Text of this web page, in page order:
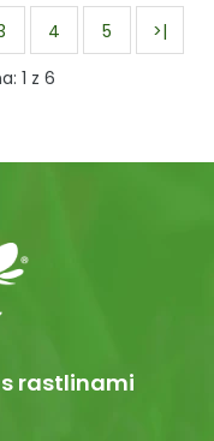
4 5
>|
1 z 6
rastlinami